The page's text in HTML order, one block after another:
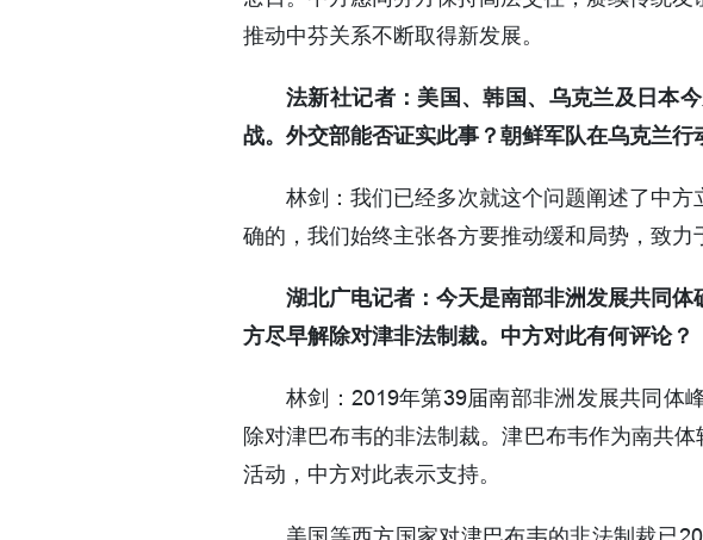
推动中芬关系不断取得新发展。
法新社记者：美国、韩国、乌克兰及日本
战。外交部能否证实此事？朝鲜军队在乌克兰行
林剑：我们已经多次就这个问题阐述了中
确的，我们始终主张各方要推动缓和局势，致力
湖北广电记者：今天是南部非洲发展共同
方尽早解除对津非法制裁。中方对此有何评论？
林剑：2019年第39届南部非洲发展共同体
除对津巴布韦的非法制裁。津巴布韦作为南共
活动，中方对此表示支持。